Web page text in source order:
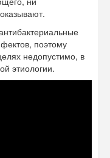
поэтому
недопустимо, в
этиологии.